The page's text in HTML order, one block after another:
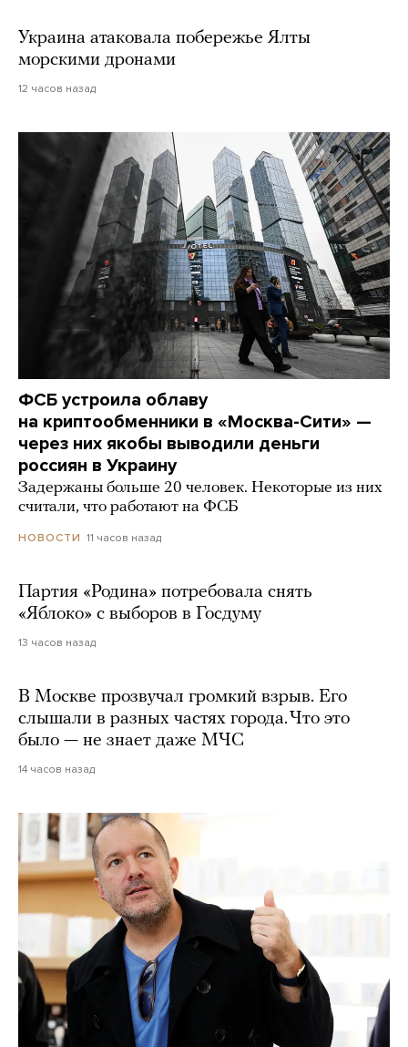
Украина атаковала побережье Ялты
морскими дронами
12 часов назад
ФСБ устроила облаву
на криптообменники в «Москва-Сити» —
через них якобы выводили деньги
россиян в Украину
Задержаны больше 20 человек. Некоторые из них
считали, что работают на ФСБ
НОВОСТИ 11 часов назад
Партия «Родина» потребовала снять
«Яблоко» с выборов в Госдуму
13 часов назад
В Москве прозвучал громкий взрыв. Его
слышали в разных частях города. Что это
было — не знает даже МЧС
14 часов назад